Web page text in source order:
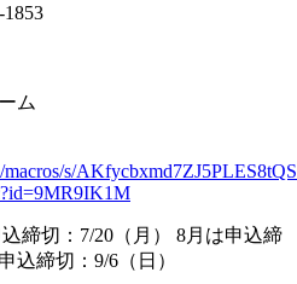
1853
ム
macros/s/
締切：7/20（月） 8月は申込締
込締切：9/6（日）